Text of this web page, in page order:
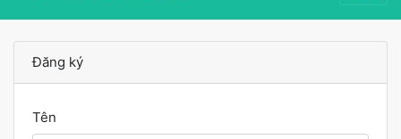
Đăng ký
Tên